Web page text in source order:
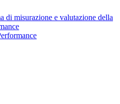
di misurazione e valutazione della